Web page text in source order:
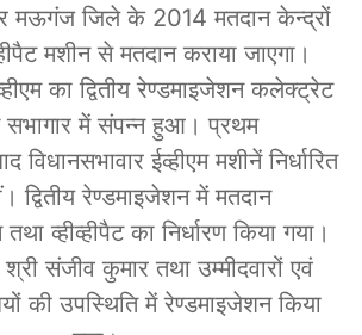
मऊगंज जिले के 2014 मतदान केन्द्रों
मशीन से मतदान कराया जाएगा।
का द्वितीय रेण्डमाइजेशन कलेक्ट्रेट
सभागार में संपन्न हुआ। प्रथम
विधानसभावार ईव्हीएम मशीनें निर्धारित
द्वितीय रेण्डमाइजेशन में मतदान
व्हीव्हीपैट का निर्धारण किया गया।
श्री संजीव कुमार तथा उम्मीदवारों एवं
की उपस्थिति में रेण्डमाइजेशन किया